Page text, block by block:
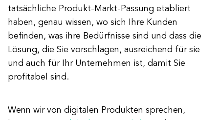
tatsächliche Produkt-Markt-Passung etabliert
haben, genau wissen, wo sich Ihre Kunden
befinden, was ihre Bedürfnisse sind und dass die
Lösung, die Sie vorschlagen, ausreichend für sie
und auch für Ihr Unternehmen ist, damit Sie
profitabel sind.
Wenn wir von digitalen Produkten sprechen,